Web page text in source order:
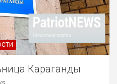
Караганды